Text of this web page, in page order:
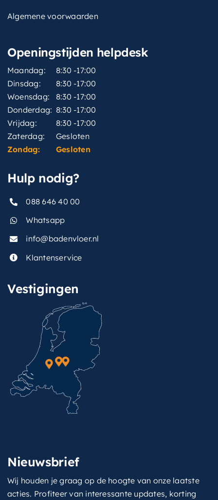
Algemene voorwaarden
Openingstijden helpdesk
Maandag:
8:30 -17:00
Dinsdag:
8:30 -17:00
Woensdag:
8:30 -17:00
Donderdag: 8:30 -17:00
Vrijdag:
8:30 -17:00
Zaterdag:
Gesloten
Zondag:
Gesloten
Hulp nodig?
088 646 40 00
Whatsapp
info@badenvloer.nl
Klantenservice
Vestigingen
Nieuwsbrief
Wij houden je graag op de hoogte van onze laatste
acties. Profiteer van interessante updates, korting